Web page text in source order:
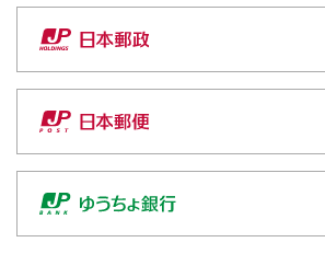
統合報告書（ディスクロージャ
有価証券報告書
責任投資レポート
GRIスタンダード対照表